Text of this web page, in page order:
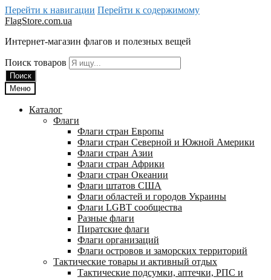
Перейти к навигации Перейти к содержимому
FlagStore.com.ua
Интернет-магазин флагов и полезных вещей
Поиск товаров
Поиск
Меню
Каталог
Флаги
Флаги стран Европы
Флаги стран Северной и Южной Америки
Флаги стран Азии
Флаги стран Африки
Флаги стран Океании
Флаги штатов США
Флаги областей и городов Украины
Флаги LGBT сообщества
Разные флаги
Пиратские флаги
Флаги организаций
Флаги островов и заморских территорий
Тактические товары и активный отдых
Тактические подсумки, аптечки, РПС и